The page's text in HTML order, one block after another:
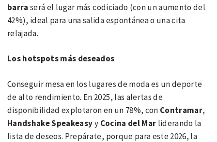
barra será el lugar más codiciado (con un aumento del
42%), ideal para una salida espontánea o una cita
relajada.
Los hotspots más deseados
Conseguir mesa en los lugares de moda es un deporte
de alto rendimiento. En 2025, las alertas de
disponibilidad explotaron en un 78%, con Contramar,
Handshake Speakeasyy Cocina del Mar liderando la
lista de deseos. Prepárate, porque para este 2026, la